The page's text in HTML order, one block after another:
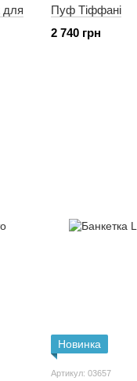
для
Пуф Тіффані
2 740 грн
Новинка
Артикул: 03657